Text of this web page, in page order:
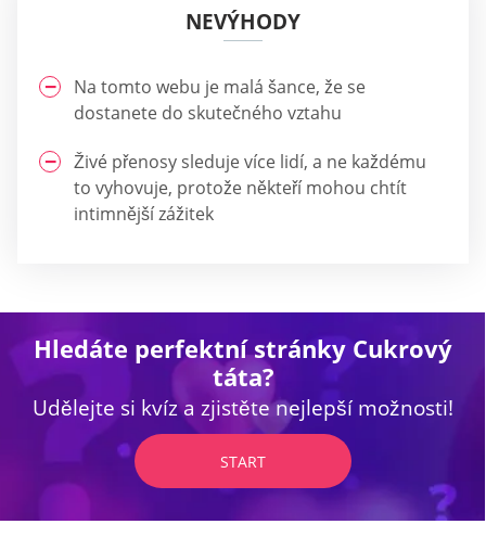
NEVÝHODY
Na tomto webu je malá šance, že se
dostanete do skutečného vztahu
Živé přenosy sleduje více lidí, a ne každému
to vyhovuje, protože někteří mohou chtít
intimnější zážitek
Hledáte perfektní stránky Cukrový
táta?
Udělejte si kvíz a zjistěte nejlepší možnosti!
START